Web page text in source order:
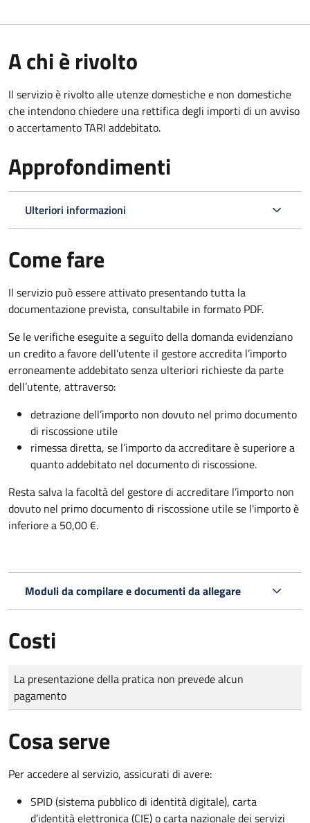
A chi è rivolto
Il servizio è rivolto alle utenze domestiche e non domestiche
che intendono chiedere una rettifica degli importi di un avviso
o accertamento TARI addebitato.
Approfondimenti
Ulteriori informazioni
Come fare
Il servizio può essere attivato presentando tutta la
documentazione prevista, consultabile in formato PDF.
Se le verifiche eseguite a seguito della domanda evidenziano
un credito a favore dell’utente il gestore accredita l’importo
erroneamente addebitato senza ulteriori richieste da parte
dell’utente, attraverso:
detrazione dell’importo non dovuto nel primo documento
di riscossione utile
rimessa diretta, se l’importo da accreditare è superiore a
quanto addebitato nel documento di riscossione.
Resta salva la facoltà del gestore di accreditare l’importo non
dovuto nel primo documento di riscossione utile se l'importo è
inferiore a 50,00 €.
Moduli da compilare e documenti da allegare
Costi
Tipo di pagamento
Importo
La presentazione della pratica non prevede alcun
pagamento
Cosa serve
Per accedere al servizio, assicurati di avere:
SPID (sistema pubblico di identità digitale), carta
d’identità elettronica (CIE) o carta nazionale dei servizi